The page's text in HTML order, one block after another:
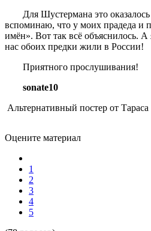
Для Шустермана это
вспоминаю, что у моих прадеда и
имён». Вот так всё объяснилось. А
нас обоих предки жили в России!
Приятного прослушивания!
sonate10
Альтернативный постер от
Оцените материал
1
2
3
4
5